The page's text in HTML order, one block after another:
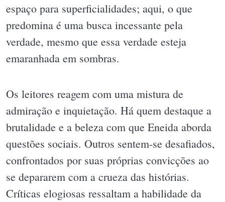
espaço para superficialidades; aqui, o que
predomina é uma busca incessante pela
verdade, mesmo que essa verdade esteja
emaranhada em sombras.
Os leitores reagem com uma mistura de
admiração e inquietação. Há quem destaque a
brutalidade e a beleza com que Eneida aborda
questões sociais. Outros sentem-se desafiados,
confrontados por suas próprias convicções ao
se depararem com a crueza das histórias.
Críticas elogiosas ressaltam a habilidade da